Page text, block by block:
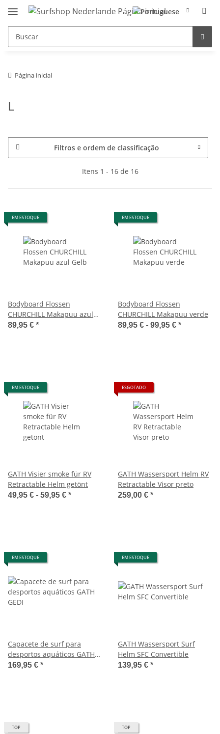
Página inicial
L
Filtros e ordem de classificação
Itens 1 - 16 de 16
EM ESTOQUE
Bodyboard Flossen
CHURCHILL Makapuu azul
Gelb
89,95 € *
EM ESTOQUE
Bodyboard Flossen
CHURCHILL Makapuu verde
89,95 € - 99,95 € *
EM ESTOQUE
GATH Visier smoke für RV
Retractable Helm getönt
49,95 € - 59,95 € *
ESGOTADO
GATH Wassersport Helm RV
Retractable Visor preto
259,00 € *
EM ESTOQUE
Capacete de surf para
desportos aquáticos GATH
GEDI
169,95 € *
EM ESTOQUE
GATH Wassersport Surf
Helm SFC Convertible
139,95 € *
TOP TOP